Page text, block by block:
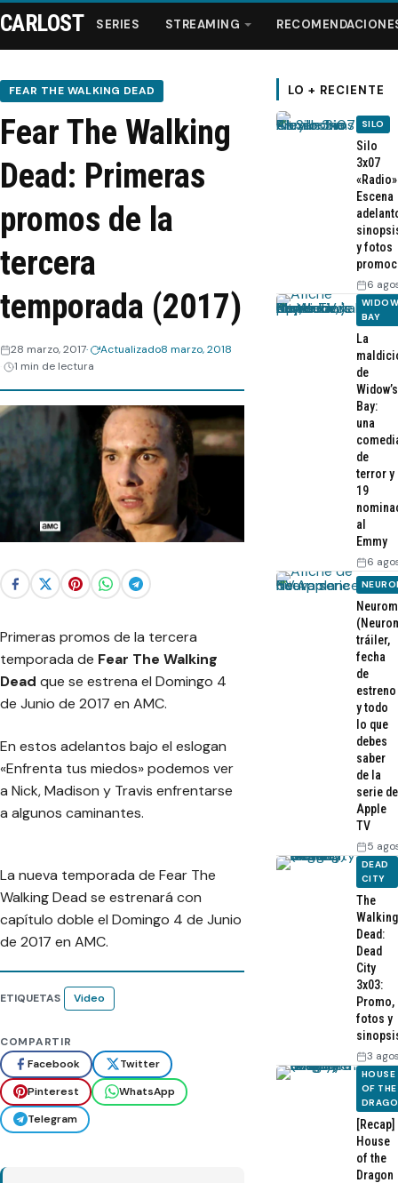
Series
Streaming
Recomendaciones
Webisodios
CARLOST SERIES STREAMING
FEAR THE WALKING DEAD
Fear The Walking
Dead: Primeras
promos de la
tercera
temporada (2017)
28 marzo, 2017 Actualizado8 marzo, 2018
1 min de lectura
Primeras promos de la tercera
temporada de Fear The Walking
Dead que se estrena el Domingo 4
de Junio de 2017 en AMC.
En estos adelantos bajo el eslogan
«Enfrenta tus miedos» podemos ver
a Nick, Madison y Travis enfrentarse
a algunos caminantes.
La nueva temporada de Fear The
Walking Dead se estrenará con
capítulo doble el Domingo 4 de Junio
de 2017 en AMC.
ETIQUETAS Video
COMPARTIR
Facebook
Twitter
Pinterest
WhatsApp
Telegram
LO + RECIENTE
SILO
Silo
3x07
Escena
y fotos
6
BAY
La
de
Widow’s
Bay:
una
de
terror y
19
al
Emmy
6
tráiler,
fecha
de
estreno
y todo
lo que
debes
saber
de la
serie de
Apple
TV
5
DEAD
CITY
The
Walking
Dead:
Dead
City
3x03:
Promo,
fotos y
3
HOUSE
OF THE
[Recap]
House
of the
Dragon